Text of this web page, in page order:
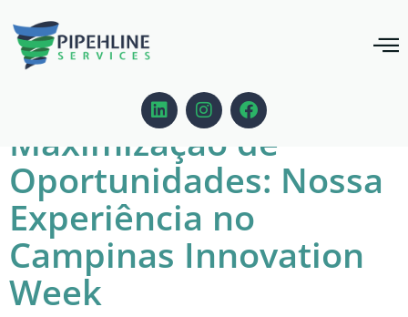
Autor:admin
Maximização de
Oportunidades: Nossa
Experiência no
Campinas Innovation
Week